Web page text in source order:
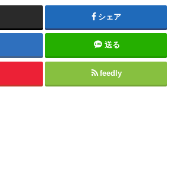
シェア
送る
feedly